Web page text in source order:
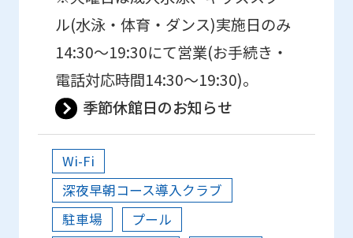
ル(水泳・体育・ダンス)実施日のみ
14:30〜19:30にて営業(お手続き・
電話対応時間14:30〜19:30)。
季節休館日のお知らせ
Wi-Fi
深夜早朝コース導入クラブ
駐車場
プール